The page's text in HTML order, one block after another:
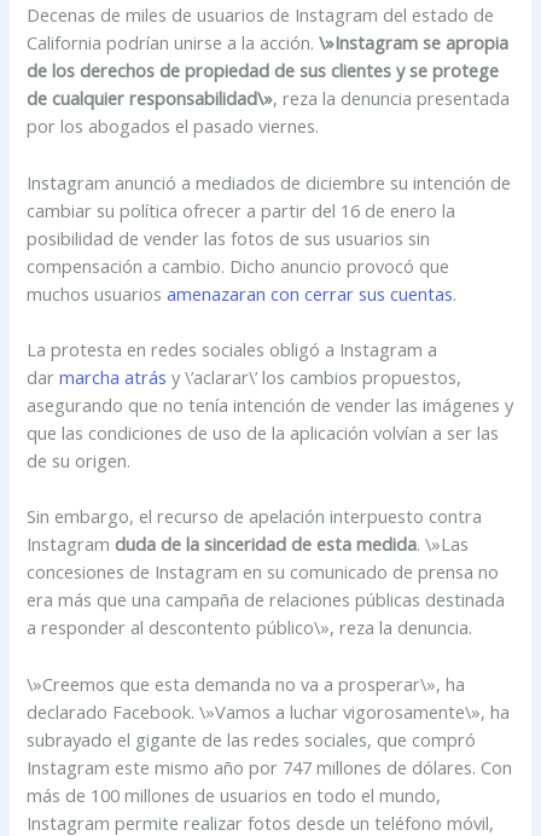
Decenas de miles de usuarios de Instagram del estado de
California podrían unirse a la acción.\»Instagram se apropia
de los derechos de propiedad de sus clientes y se protege
de cualquier responsabilidad\», reza la denuncia presentada
por los abogados el pasado viernes.
Instagram anunció a mediados de diciembre su intención de
cambiar su política ofrecer a partir del 16 de enero la
posibilidad de vender las fotos de sus usuarios sin
compensación a cambio. Dicho anuncio provocó que
muchos usuariosamenazaran con cerrar sus cuentas.
La protesta en redes sociales obligó a Instagram a
darmarcha atrás y \’aclarar\’ los cambios propuestos,
asegurando que no tenía intención de vender las imágenes y
que las condiciones de uso de la aplicación volvían a ser las
de su origen.
Sin embargo, el recurso de apelación interpuesto contra
Instagram duda de la sinceridad de esta medida. \»Las
concesiones de Instagram en su comunicado de prensa no
era más que una campaña de relaciones públicas destinada
a responder al descontento público\», reza la denuncia.
\»Creemos que esta demanda no va a prosperar\», ha
declarado Facebook. \»Vamos a luchar vigorosamente\», ha
subrayado el gigante de las redes sociales, que compró
Instagram este mismo año por 747 millones de dólares. Con
más de 100 millones de usuarios en todo el mundo,
Instagram permite realizar fotos desde un teléfono móvil,